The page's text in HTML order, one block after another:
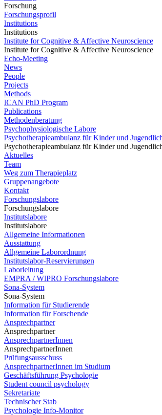
Forschung
Forschungsprofil
Institutions
Institutions
Institute for Cognitive & Affective Neuroscience
Institute for Cognitive & Affective Neuroscience
Echo-Meeting
News
People
Projects
Methods
ICAN PhD Program
Publications
Methodenberatung
Psychophysiologische Labore
Psychotherapieambulanz für Kinder und
Psychotherapieambulanz für Kinder und
Aktuelles
Team
Weg zum Therapieplatz
Gruppenangebote
Kontakt
Forschungslabore
Forschungslabore
Institutslabore
Institutslabore
Allgemeine Informationen
Ausstattung
Allgemeine Laborordnung
Institutslabor-Reservierungen
Laborleitung
EMPRA / WIPRO Forschungslabore
Sona-System
Sona-System
Information für Studierende
Information für Forschende
Ansprechpartner
Ansprechpartner
AnsprechpartnerInnen
AnsprechpartnerInnen
Prüfungsausschuss
AnsprechpartnerInnen im Studium
Geschäftsführung Psychologie
Student council psychology
Sekretariate
Technischer Stab
Psychologie Info-Monitor